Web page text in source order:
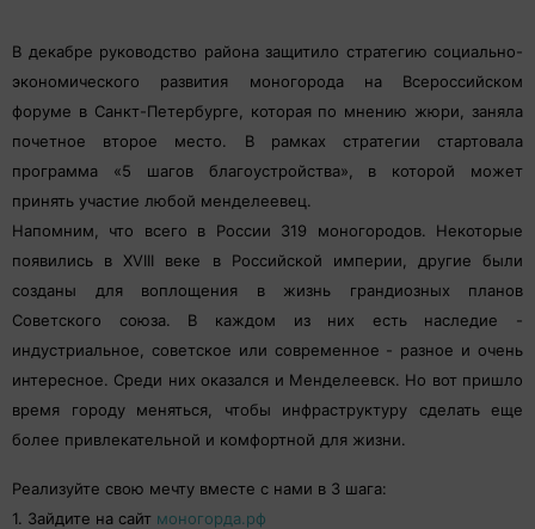
В декабре руководство района защитило стратегию социально-
экономического развития моногорода на Всероссийском
форуме в Санкт-Петербурге, которая по мнению жюри, заняла
почетное второе место. В рамках стратегии стартовала
программа «5 шагов благоустройства», в которой может
принять участие любой менделеевец.
Напомним, что всего в России 319 моногородов. Некоторые
появились в XVIII веке в Российской империи, другие были
созданы для воплощения в жизнь грандиозных планов
Советского союза. В каждом из них есть наследие -
индустриальное, советское или современное - разное и очень
интересное. Среди них оказался и Менделеевск. Но вот пришло
время городу меняться, чтобы инфраструктуру сделать еще
более привлекательной и комфортной для жизни.
Реализуйте свою мечту вместе с нами в 3 шага:
1. Зайдите на сайт моногорда.рф